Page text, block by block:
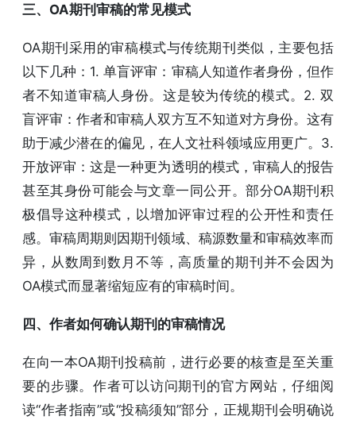
三、OA期刊审稿的常见模式
OA期刊采用的审稿模式与传统期刊类似，主要包括
以下几种：1. 单盲评审：审稿人知道作者身份，但作
者不知道审稿人身份。这是较为传统的模式。2. 双
盲评审：作者和审稿人双方互不知道对方身份。这有
助于减少潜在的偏见，在人文社科领域应用更广。3.
开放评审：这是一种更为透明的模式，审稿人的报告
甚至其身份可能会与文章一同公开。部分OA期刊积
极倡导这种模式，以增加评审过程的公开性和责任
感。审稿周期则因期刊领域、稿源数量和审稿效率而
异，从数周到数月不等，高质量的期刊并不会因为
OA模式而显著缩短应有的审稿时间。
四、作者如何确认期刊的审稿情况
在向一本OA期刊投稿前，进行必要的核查是至关重
要的步骤。作者可以访问期刊的官方网站，仔细阅
读“作者指南”或“投稿须知”部分，正规期刊会明确说